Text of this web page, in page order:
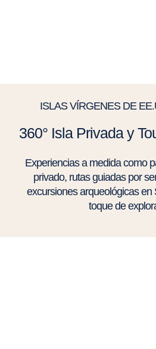
ISLAS VÍRGENES DE
360° Isla Privada y
Experiencias a medida como
privado, rutas guiadas por
excursiones arqueológicas en
toque de